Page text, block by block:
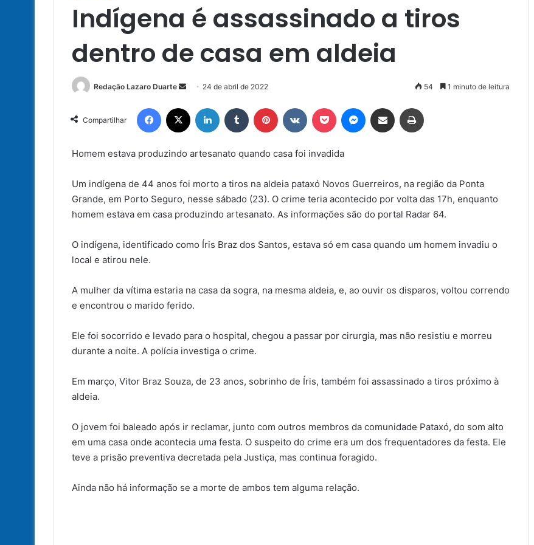
Indígena é assassinado a tiros
dentro de casa em aldeia
Redação Lazaro Duarte
Mande
e-
mail
24 de abril de 2022 54 1 minuto de leitura
Compartilhar
Facebook Linkedin Tumblr Pinterest Pocket Messenger
Compartilhar via e-mail
Homem estava produzindo artesanato quando casa foi invadida
Um indígena de 44 anos foi morto a tiros na aldeia pataxó Novos Guerreiros, na região da Ponta
Grande, em Porto Seguro, nesse sábado (23). O crime teria acontecido por volta das 17h, enquanto
homem estava em casa produzindo artesanato. As informações são do portal Radar 64.
O indígena, identificado como Íris Braz dos Santos, estava só em casa quando um homem invadiu o
local e atirou nele.
A mulher da vítima estaria na casa da sogra, na mesma aldeia, e, ao ouvir os disparos, voltou correndo
e encontrou o marido ferido.
Ele foi socorrido e levado para o hospital, chegou a passar por cirurgia, mas não resistiu e morreu
durante a noite. A polícia investiga o crime.
Em março, Vitor Braz Souza, de 23 anos, sobrinho de Íris, também foi assassinado a tiros próximo à
aldeia.
O jovem foi baleado após ir reclamar, junto com outros membros da comunidade Pataxó, do som alto
em uma casa onde acontecia uma festa. O suspeito do crime era um dos frequentadores da festa. Ele
teve a prisão preventiva decretada pela Justiça, mas continua foragido.
Ainda não há informação se a morte de ambos tem alguma relação.